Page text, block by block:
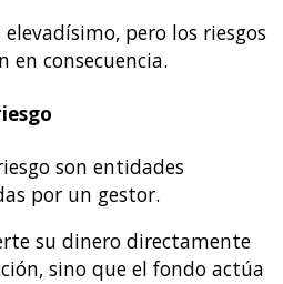
pero los riesgos
consecuencia.
son entidades
por un gestor.
su dinero directamente
sino que el fondo actúa